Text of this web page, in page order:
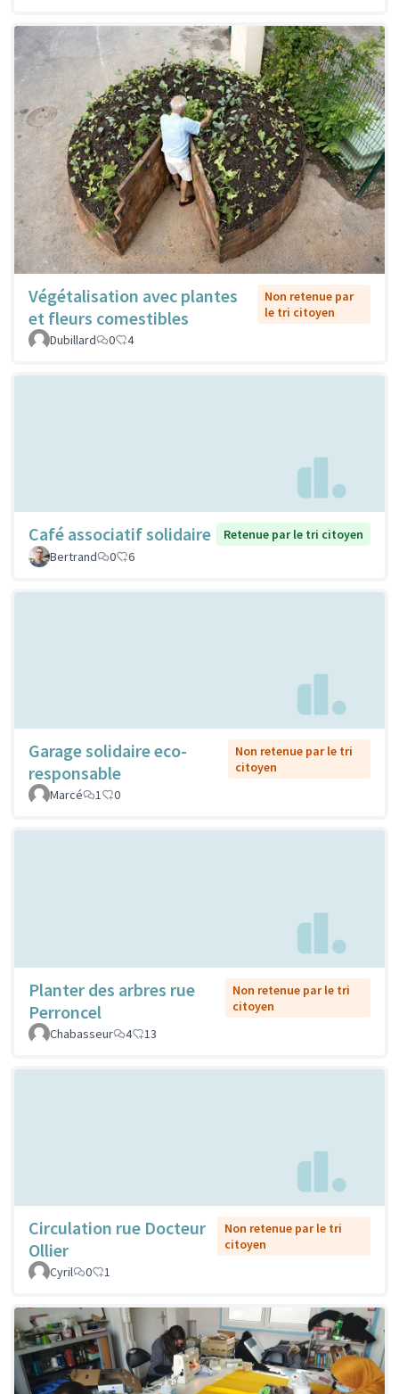
Végétalisation avec plantes
et fleurs comestibles
Non retenue par
le tri citoyen
Dubillard
0 4
Café associatif solidaire
Retenue par le tri citoyen
Bertrand
0 6
Garage solidaire eco-
responsable
Non retenue par le tri
citoyen
Marcé
1 0
Planter des arbres rue
Perroncel
Non retenue par le tri
citoyen
Chabasseur
4 13
Circulation rue Docteur
Ollier
Non retenue par le tri
citoyen
Cyril
0 1